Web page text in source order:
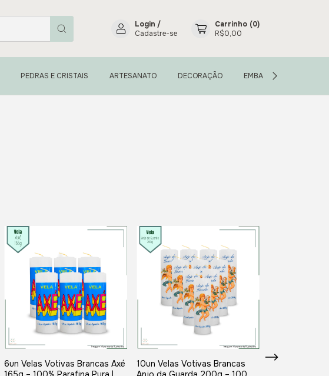
Login /
Cadastre-se
Carrinho (0)
R$0,00
PEDRAS E CRISTAIS ARTESANATO DECORAÇÃO EMBALAGENS
6un Velas Votivas Brancas Axé
10un Velas Votivas Brancas
Frasco Para